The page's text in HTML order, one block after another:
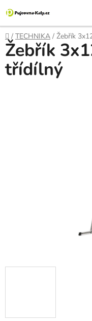
na
obsah
Domů
/ TECHNIKA / Žebřík
Žebřík
třídílný